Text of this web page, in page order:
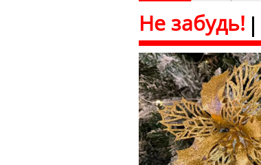
Не забудь!